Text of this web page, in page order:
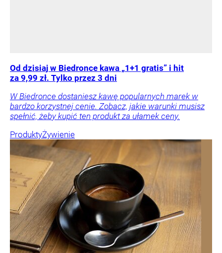
Od dzisiaj w Biedronce kawa „1+1 gratis” i hit
za 9,99 zł. Tylko przez 3 dni
W Biedronce dostaniesz kawę popularnych marek w
bardzo korzystnej cenie. Zobacz, jakie warunki musisz
spełnić, żeby kupić ten produkt za ułamek ceny.
ProduktyŻywienie